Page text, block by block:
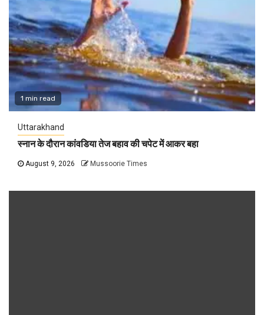
1 min read
Uttarakhand
स्नान के दौरान कांवडिया तेज बहाव की चपेट में आकर बहा
August 9, 2026 Mussoorie Times